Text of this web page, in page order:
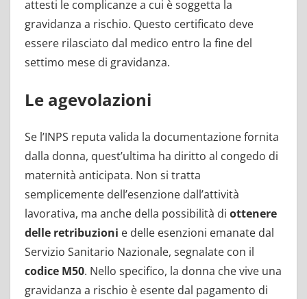
attesti le complicanze a cui è soggetta la
gravidanza a rischio. Questo certificato deve
essere rilasciato dal medico entro la fine del
settimo mese di gravidanza.
Le agevolazioni
Se l’INPS reputa valida la documentazione fornita
dalla donna, quest’ultima ha diritto al congedo di
maternità anticipata. Non si tratta
semplicemente dell’esenzione dall’attività
lavorativa, ma anche della possibilità diottenere
delle retribuzioni e delle esenzioni emanate dal
Servizio Sanitario Nazionale, segnalate con il
codice M50. Nello specifico, la donna che vive una
gravidanza a rischio è esente dal pagamento di